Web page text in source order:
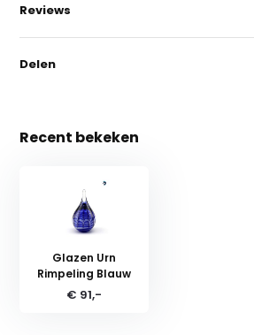
Reviews
Delen
Recent bekeken
Glazen Urn
Rimpeling Blauw
€ 91,-